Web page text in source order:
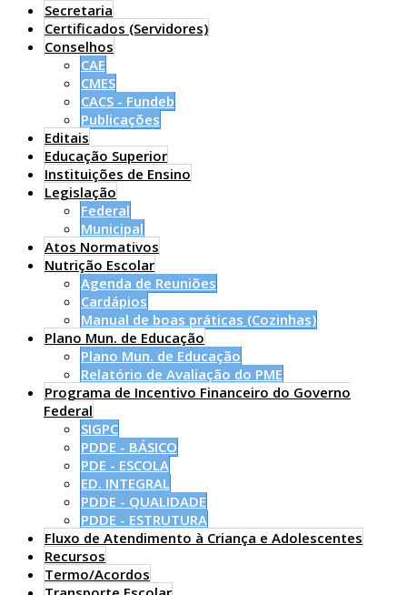
Secretaria
Certificados (Servidores)
Conselhos
CAE
CMES
CACS - Fundeb
Publicações
Editais
Educação Superior
Instituições de Ensino
Legislação
Federal
Municipal
Atos Normativos
Nutrição Escolar
Agenda de Reuniões
Cardápios
Manual de boas práticas (Cozinhas)
Plano Mun. de Educação
Plano Mun. de Educação
Relatório de Avaliação do PME
Programa de Incentivo Financeiro do Governo
Federal
SIGPC
PDDE - BÁSICO
PDE - ESCOLA
ED. INTEGRAL
PDDE - QUALIDADE
PDDE - ESTRUTURA
Fluxo de Atendimento à Criança e Adolescentes
Recursos
Termo/Acordos